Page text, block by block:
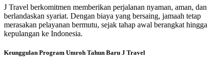
J Travel berkomitmen memberikan perjalanan nyaman, aman, dan
berlandaskan syariat. Dengan biaya yang bersaing, jamaah tetap
merasakan pelayanan bermutu, sejak tahap awal berangkat hingga
kepulangan ke Indonesia.
Keunggulan Program Umroh Tahun Baru J Travel